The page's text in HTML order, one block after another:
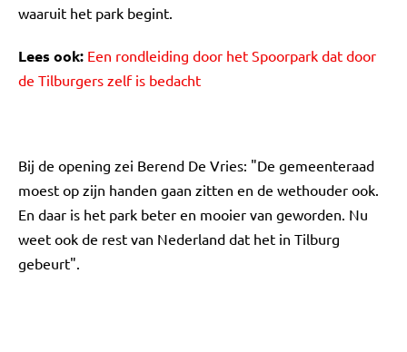
waaruit het park begint.
Lees ook: Een rondleiding door het Spoorpark dat door
de Tilburgers zelf is bedacht
Bij de opening zei Berend De Vries: "De gemeenteraad
moest op zijn handen gaan zitten en de wethouder ook.
En daar is het park beter en mooier van geworden. Nu
weet ook de rest van Nederland dat het in Tilburg
gebeurt".